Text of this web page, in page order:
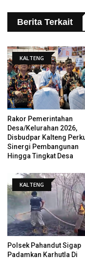
Berita Terkait
KALTENG
Rakor Pemerintahan
Desa/Kelurahan 2026,
Disbudpar Kalteng
Sinergi Pembangunan
Hingga Tingkat Desa
KALTENG
Polsek Pahandut Sigap
Padamkan Karhutla Di